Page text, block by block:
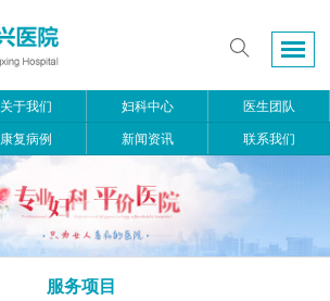
关于我们 妇科中心 医生团队
康复病例 新闻资讯 联系我们
服务项目